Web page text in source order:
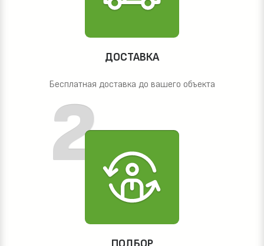
ДОСТАВКА
Бесплатная доставка до вашего объекта